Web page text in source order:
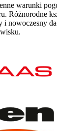
warunki
Różnorodne
nowoczesny